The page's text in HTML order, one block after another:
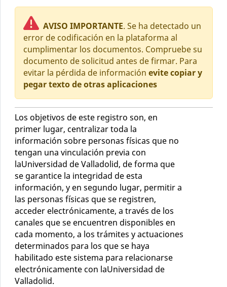
AVISO IMPORTANTE. Se ha detectado un
error de codificación en la plataforma al
cumplimentar los documentos. Compruebe su
documento de solicitud antes de firmar. Para
evitar la pérdida de información evite copiar y
pegar texto de otras aplicaciones
Los objetivos de este registro son, en
primer lugar, centralizar toda la
información sobre personas físicas que no
tengan una vinculación previa con
laUniversidad de Valladolid, de forma que
se garantice la integridad de esta
información, y en segundo lugar, permitir a
las personas físicas que se registren,
acceder electrónicamente, a través de los
canales que se encuentren disponibles en
cada momento, a los trámites y actuaciones
determinados para los que se haya
habilitado este sistema para relacionarse
electrónicamente con laUniversidad de
Valladolid.